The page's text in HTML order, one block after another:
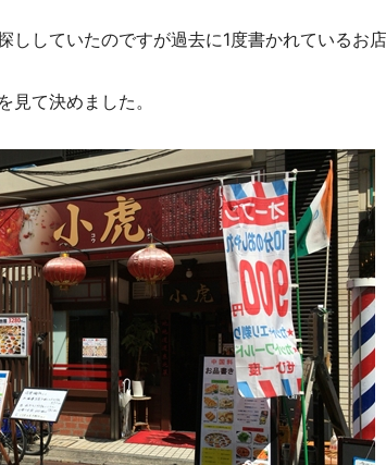
ししていたのですが過去に1度書かれているお
見て決めました。